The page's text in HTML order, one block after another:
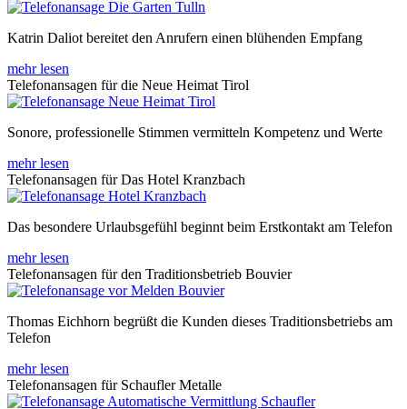
Katrin Daliot bereitet den Anrufern einen blühenden Empfang
mehr lesen
Telefonansagen für die Neue Heimat Tirol
Sonore, professionelle Stimmen vermitteln Kompetenz und Werte
mehr lesen
Telefonansagen für Das Hotel Kranzbach
Das besondere Urlaubsgefühl beginnt beim Erstkontakt am Telefon
mehr lesen
Telefonansagen für den Traditionsbetrieb Bouvier
Thomas Eichhorn begrüßt die Kunden dieses Traditionsbetriebs am
Telefon
mehr lesen
Telefonansagen für Schaufler Metalle